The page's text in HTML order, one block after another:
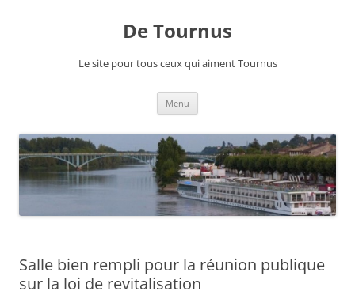
De Tournus
Le site pour tous ceux qui aiment Tournus
Menu
Salle bien rempli pour la réunion publique
sur la loi de revitalisation